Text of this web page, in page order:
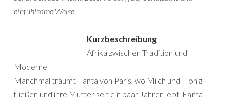
einfühlsame Weise.
Kurzbeschreibung
Afrika zwischen Tradition und
Moderne
Manchmal träumt Fanta von Paris, wo Milch und Honig
fließen und ihre Mutter seit ein paar Jahren lebt. Fanta